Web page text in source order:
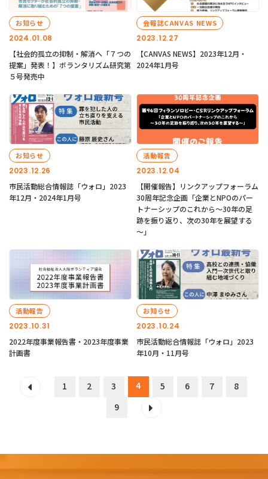
2024.01.08
お知らせ
【社会的孤立の抑制・解消へ「７つの
提案」発表！】ボランタリズム研究第
５号発売中
2023.12.27
会報誌CANVAS NEWS
【CANVAS NEWS】2023年12月・
2024年1月号
2023.12.26
お知らせ
市民活動総合情報誌「ウォロ」2023
年12月・2024年1月号
2023.12.04
活動報告
【開催報告】リンクアップフォーラム
30周年記念企画「企業とNPOのパー
トナーシップのこれから～30年の足
跡を振り返り、次の30年を展望する
～」
2023.10.31
活動報告
2022年度事業報告書・2023年度事業
計画書
2023.10.24
お知らせ
市民活動総合情報誌「ウォロ」2023
年10月・11月号
1 2 3 4 5 6 7
8
9